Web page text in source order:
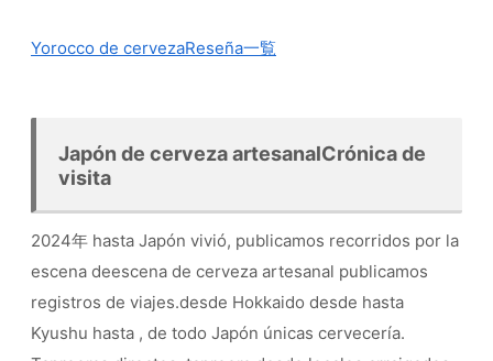
Yorocco de cervezaReseña一覧
Japón de cerveza artesanalCrónica de
visita
2024年 hasta Japón vivió, publicamos recorridos por la
escena deescena de cerveza artesanal publicamos
registros de viajes.desde Hokkaido desde hasta
Kyushu hasta , de todo Japón únicas cervecería.